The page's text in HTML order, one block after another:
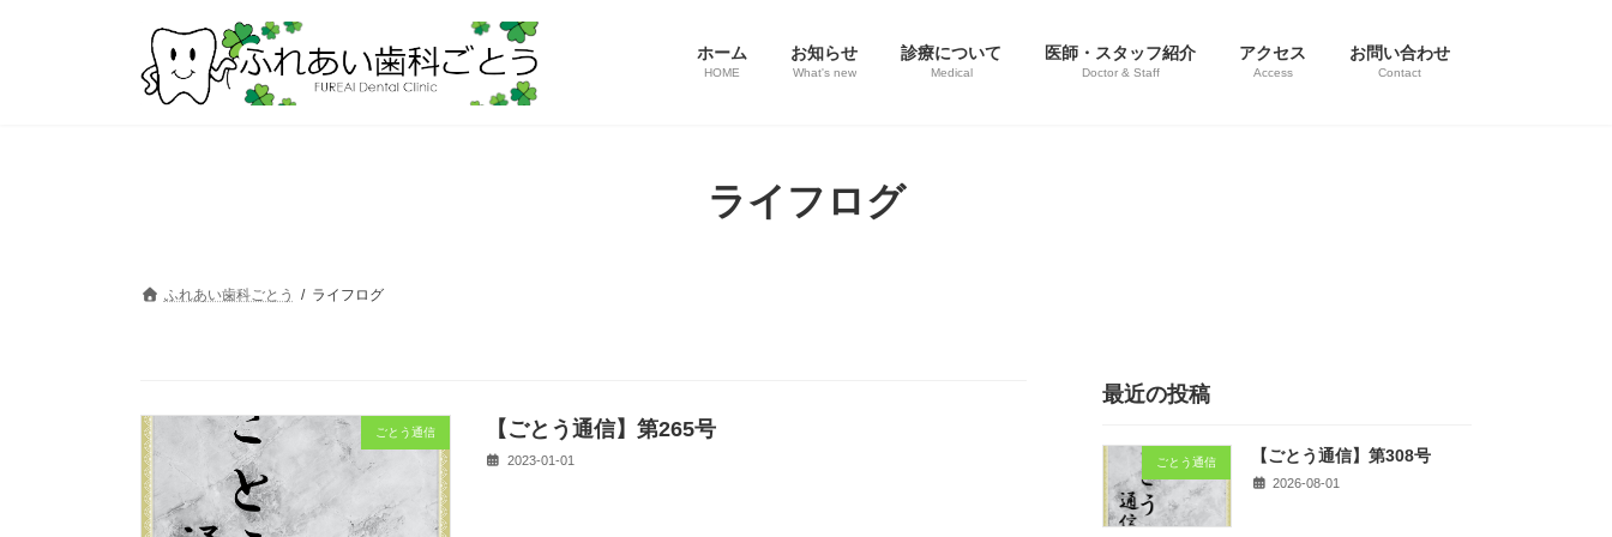
ホーム
HOME
お知らせ
What's new
診療について
Medical
医師・スタッフ紹介
Doctor & Staff
アクセス
Access
お問い合わせ
Contact
ライフログ
ふれあい歯科ごとう ライフログ
ごとう通信 【ごとう通信】第265号
2023-01-01
最近の投稿
ごとう通信 【ごとう通信】第308号
2026-08-01